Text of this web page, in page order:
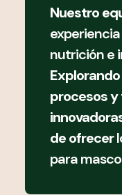
Nuestro
nutrición e
procesos
de ofrecer
para